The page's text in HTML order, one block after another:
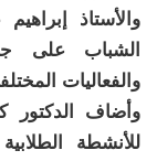
والأستاذ
الشباب على
والفعاليات
وأضاف الدكتور
للأنشطة